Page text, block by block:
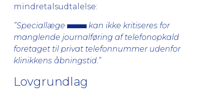
mindretalsudtalelse:
”Speciallæge
kan ikke kritiseres for
manglende journalføring af telefonopkald
foretaget til privat telefonnummer udenfor
klinikkens åbningstid.”
Lovgrundlag